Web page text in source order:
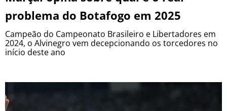
problema do Botafogo em 2025
Campeão do Campeonato Brasileiro e Libertadores em
2024, o Alvinegro vem decepcionando os torcedores no
início deste ano